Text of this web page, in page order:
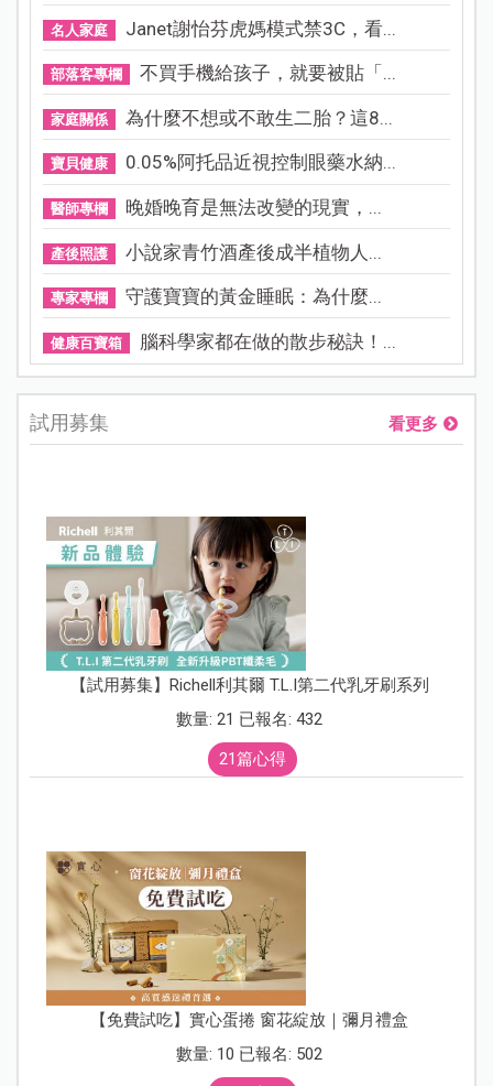
名人家庭 Janet謝怡芬虎媽模式禁3C，看...
部落客專欄 不買手機給孩子，就要被貼「...
家庭關係 為什麼不想或不敢生二胎？這8...
寶貝健康 0.05%阿托品近視控制眼藥水納...
醫師專欄 晚婚晚育是無法改變的現實，...
產後照護 小說家青竹酒產後成半植物人...
專家專欄 守護寶寶的黃金睡眠：為什麼...
健康百寶箱 腦科學家都在做的散步秘訣！...
試用募集 看更多
【試用募集】Richell利其爾 T.L.I第二代乳牙刷系列
數量: 21 已報名: 432
21篇心得
【免費試吃】實心蛋捲 窗花綻放｜彌月禮盒
數量: 10 已報名: 502